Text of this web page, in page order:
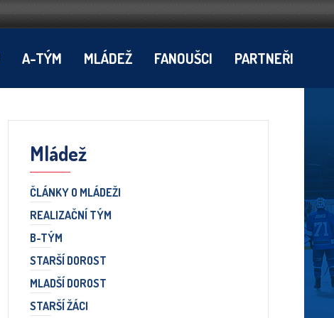
A-TÝM MLÁDEŽ FANOUŠCI PARTNEŘI
Mládež
ČLÁNKY O MLÁDEŽI
REALIZAČNÍ TÝM
B-TÝM
STARŠÍ DOROST
MLADŠÍ DOROST
STARŠÍ ŽÁCI